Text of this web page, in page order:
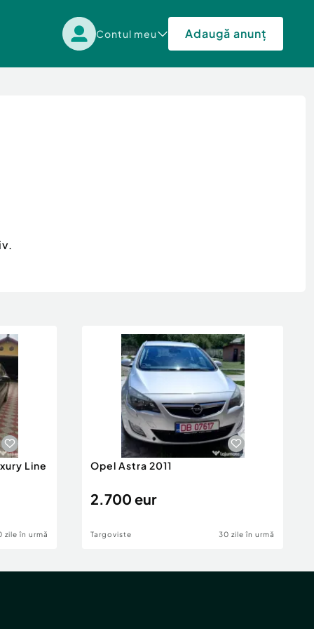
Contul meu Adaugă anunț
Line
zile în urmă
Opel Astra 2011
2.700 eur
Targoviste 30 zile în urmă